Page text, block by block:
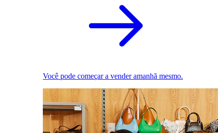
Você pode começar a vender amanhã mesmo.